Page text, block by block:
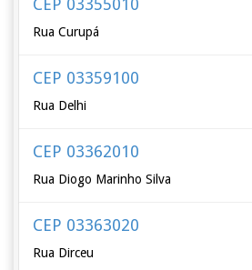
CEP 03355010
Rua Curupá
CEP 03359100
Rua Delhi
CEP 03362010
Rua Diogo Marinho Silva
CEP 03363020
Rua Dirceu